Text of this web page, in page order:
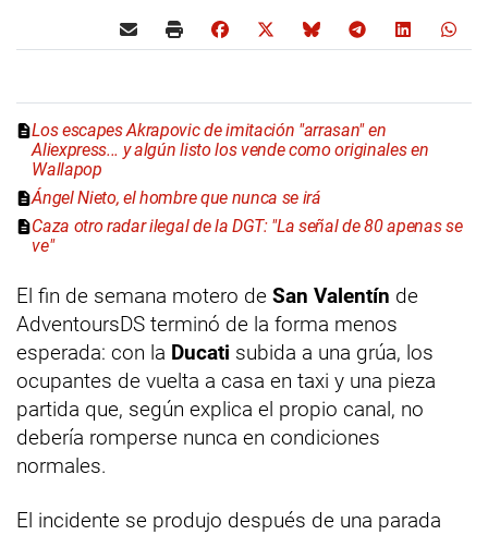
Los escapes Akrapovic de imitación "arrasan" en
Aliexpress... y algún listo los vende como originales en
Wallapop
Ángel Nieto, el hombre que nunca se irá
Caza otro radar ilegal de la DGT: "La señal de 80 apenas se
ve"
El fin de semana motero de San Valentín de
AdventoursDS terminó de la forma menos
esperada: con la Ducati subida a una grúa, los
ocupantes de vuelta a casa en taxi y una pieza
partida que, según explica el propio canal, no
debería romperse nunca en condiciones
normales.
El incidente se produjo después de una parada